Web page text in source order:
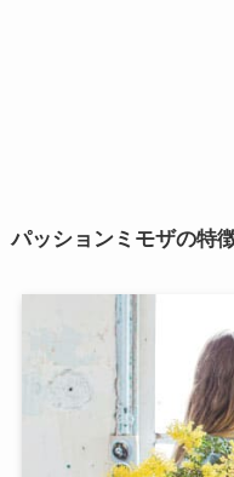
パッションミモザの特